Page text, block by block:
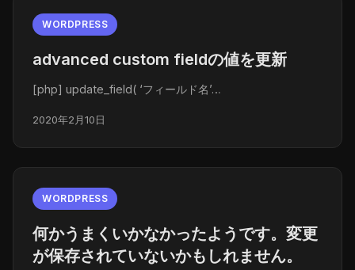
WORDPRESS
advanced custom fieldの値を更新
[php] update_field( ‘フィールド名’…
2020年2月10日
WORDPRESS
何かうまくいかなかったようです。変更
が保存されていないかもしれません。